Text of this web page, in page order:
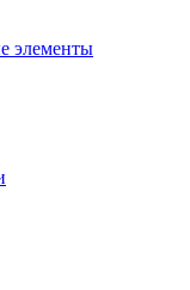
элементы